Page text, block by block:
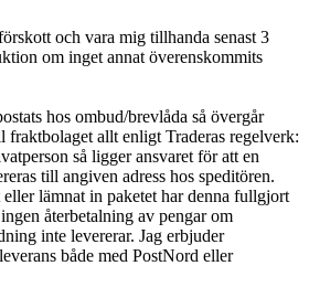
och vara mig tillhanda senast 3
om inget annat överenskommits
hos ombud/brevlåda så övergår
fraktbolaget allt enligt Traderas regelverk:
så ligger ansvaret för att en
till angiven adress hos speditören.
lämnat in paketet har denna fullgjort
återbetalning av pengar om
inte levererar. Jag erbjuder
både med PostNord eller